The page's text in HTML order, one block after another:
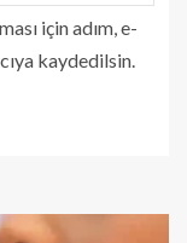
için adım, e-
kaydedilsin.